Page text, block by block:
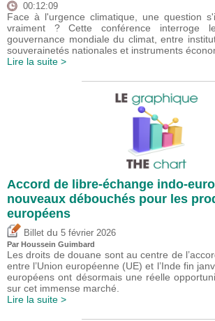
00:12:09
Face à l'urgence climatique, une question
vraiment ? Cette conférence interroge
gouvernance mondiale du climat, entre
souverainetés nationales et instruments
Lire la suite >
Accord de libre-échange indo-
nouveaux débouchés pour les
européens
Billet du 5 février 2026
Par Houssein Guimbard
Les droits de douane sont au centre de
entre l’Union européenne (UE) et l’Inde fin
européens ont désormais une réelle
sur cet immense marché.
Lire la suite >